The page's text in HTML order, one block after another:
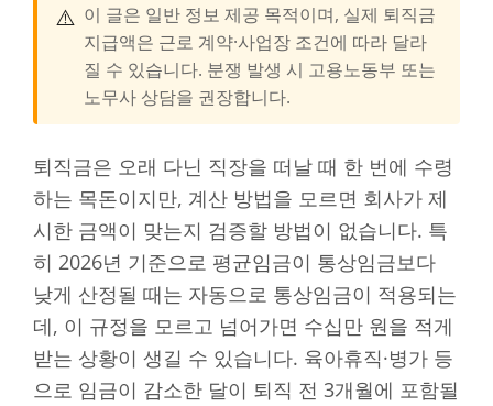
⚠️ 이 글은 일반 정보 제공 목적이며, 실제 퇴직금
지급액은 근로 계약·사업장 조건에 따라 달라
질 수 있습니다. 분쟁 발생 시 고용노동부 또는
노무사 상담을 권장합니다.
퇴직금은 오래 다닌 직장을 떠날 때 한 번에 수령
하는 목돈이지만, 계산 방법을 모르면 회사가 제
시한 금액이 맞는지 검증할 방법이 없습니다. 특
히 2026년 기준으로 평균임금이 통상임금보다
낮게 산정될 때는 자동으로 통상임금이 적용되는
데, 이 규정을 모르고 넘어가면 수십만 원을 적게
받는 상황이 생길 수 있습니다. 육아휴직·병가 등
으로 임금이 감소한 달이 퇴직 전 3개월에 포함될